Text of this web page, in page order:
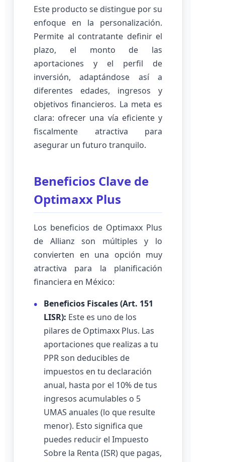
Este producto se distingue por su
enfoque en la personalización.
Permite al contratante definir el
plazo, el monto de las
aportaciones y el perfil de
inversión, adaptándose así a
diferentes edades, ingresos y
objetivos financieros. La meta es
clara: ofrecer una vía eficiente y
fiscalmente atractiva para
asegurar un futuro tranquilo.
Beneficios Clave de
Optimaxx Plus
Los beneficios de Optimaxx Plus
de Allianz son múltiples y lo
convierten en una opción muy
atractiva para la planificación
financiera en México:
Beneficios Fiscales (Art. 151
LISR): Este es uno de los
pilares de Optimaxx Plus. Las
aportaciones que realizas a tu
PPR son deducibles de
impuestos en tu declaración
anual, hasta por el 10% de tus
ingresos acumulables o 5
UMAS anuales (lo que resulte
menor). Esto significa que
puedes reducir el Impuesto
Sobre la Renta (ISR) que pagas,